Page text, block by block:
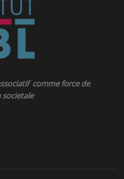
comme force de